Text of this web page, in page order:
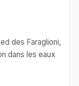
des Faraglioni,
dans les eaux